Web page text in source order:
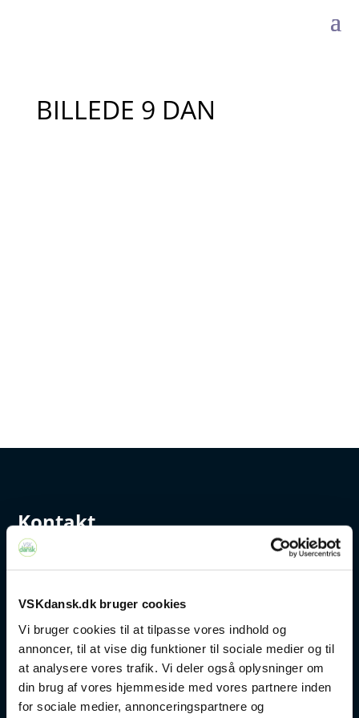
VSKdansk.dk bruger cookies
Vi bruger cookies til at tilpasse vores indhold og
annoncer, til at vise dig funktioner til sociale medier og til
at analysere vores trafik. Vi deler også oplysninger om
din brug af vores hjemmeside med vores partnere inden
for sociale medier, annonceringspartnere og
BILLEDE 9 DAN
Kontakt
+45 4328 3500
sprogcenter@brondby.dk
VSK Corporate
Danskuddannelse